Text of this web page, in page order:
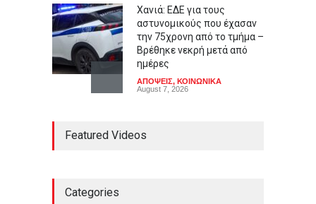
Χανιά: ΕΔΕ για τους
αστυνομικούς που έχασαν
την 75χρονη από το τμήμα –
Βρέθηκε νεκρή μετά από
ημέρες
ΑΠΟΨΕΙΣ, ΚΟΙΝΩΝΙΚΑ
August 7, 2026
Ποια είναι η ιδανική ώρα
Featured Videos
Categories